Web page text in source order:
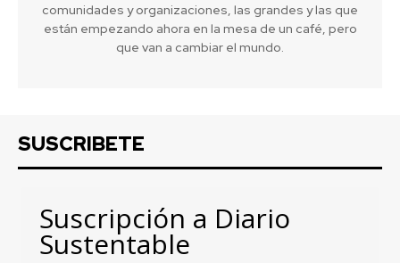
comunidades y organizaciones, las grandes y las que
están empezando ahora en la mesa de un café, pero
que van a cambiar el mundo.
SUSCRIBETE
Suscripción a Diario
Sustentable